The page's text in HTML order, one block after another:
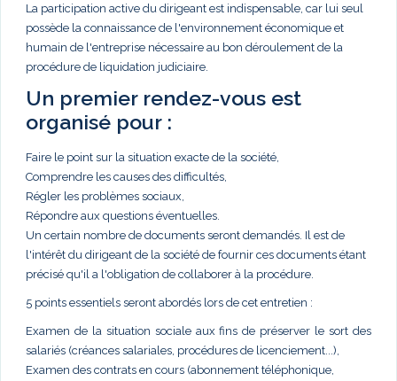
La participation active du dirigeant est indispensable, car lui seul
possède la connaissance de l'environnement économique et
humain de l'entreprise nécessaire au bon déroulement de la
procédure de liquidation judiciaire.
Un premier rendez-vous est
organisé pour :
Faire le point sur la situation exacte de la société,
Comprendre les causes des difficultés,
Régler les problèmes sociaux,
Répondre aux questions éventuelles.
Un certain nombre de documents seront demandés. Il est de
l'intérêt du dirigeant de la société de fournir ces documents étant
précisé qu'il a l'obligation de collaborer à la procédure.
5 points essentiels seront abordés lors de cet entretien :
Examen de la situation sociale aux fins de préserver le sort des
salariés (créances salariales, procédures de licenciement...),
Examen des contrats en cours (abonnement téléphonique,